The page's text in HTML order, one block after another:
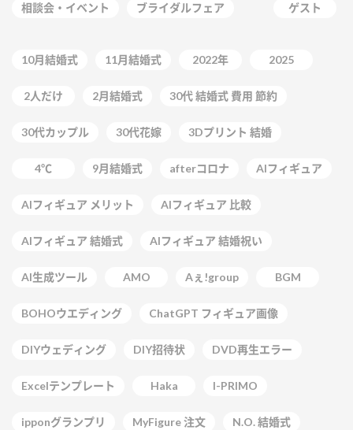
相談会・イベント ブライダルフェア ゲスト
10月結婚式 11月結婚式 2022年 2025
2人だけ 2月結婚式 30代 結婚式 費用 節約
30代カップル 30代花嫁 3Dプリント 結婚
4℃ 9月結婚式 afterコロナ AIフィギュア
AIフィギュア メリット AIフィギュア 比較
AIフィギュア 結婚式 AIフィギュア 結婚祝い
AI生成ツール AMO Aぇ!group BGM
BOHOウエディング ChatGPT フィギュア画像
DIYウェディング DIY招待状 DVD再生エラー
Excelテンプレート Haka I-PRIMO
ipponグランプリ MyFigure 注文 N.O. 結婚式